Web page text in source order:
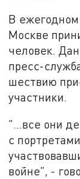
В
Москве
человек.
пресс-
шествию
участники.
"...все они
с
войне", -